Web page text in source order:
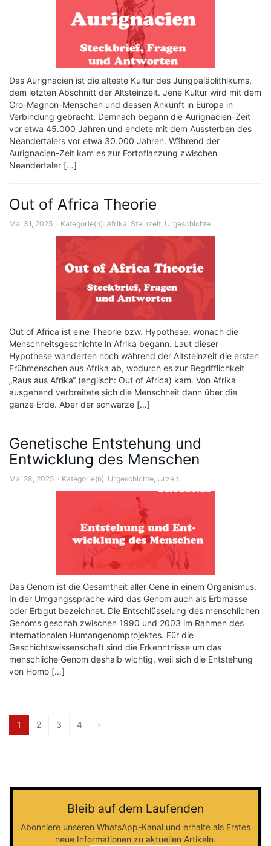
Das Aurignacien ist die älteste Kultur des Jungpaläolithikums,
dem letzten Abschnitt der Altsteinzeit. Jene Kultur wird mit dem
Cro-Magnon-Menschen und dessen Ankunft in Europa in
Verbindung gebracht. Demnach begann die Aurignacien-Zeit
vor etwa 45.000 Jahren und endete mit dem Aussterben des
Neandertalers vor etwa 30.000 Jahren. Während der
Aurignacien-Zeit kam es zur Fortpflanzung zwischen
Neandertaler […]
Out of Africa Theorie
Mai 31, 2025 Kategorie(n): Afrika, Steinzeit, Urgeschichte
Out of Africa ist eine Theorie bzw. Hypothese, wonach die
Menschheitsgeschichte in Afrika begann. Laut dieser
Hypothese wanderten noch während der Altsteinzeit die ersten
Frühmenschen aus Afrika ab, wodurch es zur Begrifflichkeit
„Raus aus Afrika“ (englisch: Out of Africa) kam. Von Afrika
ausgehend verbreitete sich die Menschheit dann über die
ganze Erde. Aber der schwarze […]
Genetische Entstehung und
Entwicklung des Menschen
Mai 28, 2025 Kategorie(n): Urgeschichte, Urzeit
Das Genom ist die Gesamtheit aller Gene in einem Organismus.
In der Umgangssprache wird das Genom auch als Erbmasse
oder Erbgut bezeichnet. Die Entschlüsselung des menschlichen
Genoms geschah zwischen 1990 und 2003 im Rahmen des
internationalen Humangenomprojektes. Für die
Geschichtswissenschaft sind die Erkenntnisse um das
menschliche Genom deshalb wichtig, weil sich die Entstehung
von Homo […]
1 2 3 4 ›
Bleib auf dem Laufenden
Abonniere unseren WhatsApp-Kanal und erhalte als Erstes
neue Informationen zu aktuellen Artikeln.